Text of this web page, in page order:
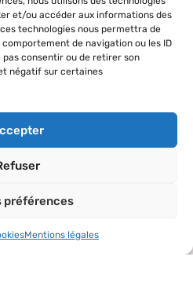
et/ou accéder aux informations des
technologies nous permettra de
de navigation ou les ID
consentir ou de retirer son
négatif sur certaines
préférences
Mentions légales
Le réseau
AVF
Répertoire
des AVF
réseau
Suivez-nous